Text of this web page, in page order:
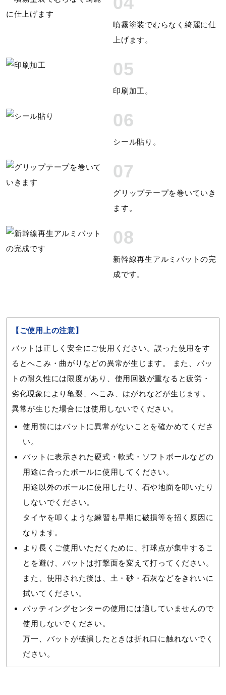
噴霧塗装でむらなく綺麗に仕
上げます。
05
印刷加工。
06
シール貼り。
07
グリップテープを巻いていき
ます。
08
新幹線再生アルミバットの完
成です。
【ご使用上の注意】
バットは正しく安全にご使用ください。誤った使用をす
るとへこみ・曲がりなどの異常が生じます。 また、バッ
トの耐久性には限度があり、使用回数が重なると疲労・
劣化現象により亀裂、へこみ、はがれなどが生じます。
異常が生じた場合には使用しないでください。
使用前にはバットに異常がないことを確かめてくださ
い。
バットに表示された硬式・軟式・ソフトボールなどの
用途に合ったボールに使用してください。
用途以外のボールに使用したり、石や地面を叩いたり
しないでください。
タイヤを叩くような練習も早期に破損等を招く原因に
なります。
より長くご使用いただくために、打球点が集中するこ
とを避け、バットは打撃面を変えて打ってください。
また、使用された後は、土・砂・石灰などをきれいに
拭いてください。
バッティングセンターの使用には適していませんので
使用しないでください。
万一、バットが破損したときは折れ口に触れないでく
ださい。